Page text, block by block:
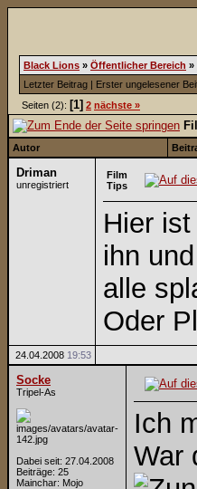
Black Lions » Öffentlicher Bereich »
Letzter Beitrag | Erster ungelesener
Seiten (2): [1] 2 nächste »
Autor
Driman
unregistriert
Film
Tips
Hier
ihn
alle
Oder
24.04.2008 19:53
Socke
Tripel-As
Dabei seit: 27.04.2008
Beiträge: 25
Mainchar: Mojo
Ich
War